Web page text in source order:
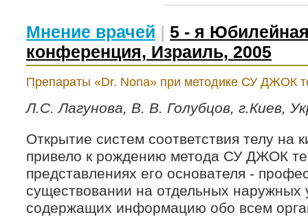
Мнение врачей | 5 - я
конференция, Израиль, 2005
Препараты «Dr. Nona» при методике СУ ДЖОК
Л.С. Лагунова, В. В. Голубцов, г.Киев,
Открытие систем соответствия телу на
привело к рождению метода СУ ДЖОК
представлениях его основателя -
существовании на отдельных наружных
содержащих информацию обо всем